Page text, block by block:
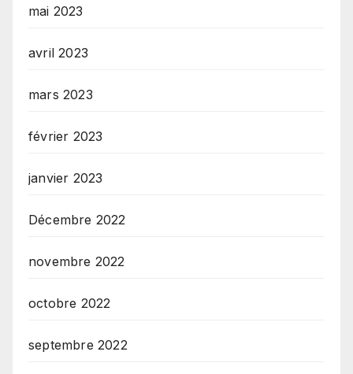
mai 2023
avril 2023
mars 2023
février 2023
janvier 2023
Décembre 2022
novembre 2022
octobre 2022
septembre 2022